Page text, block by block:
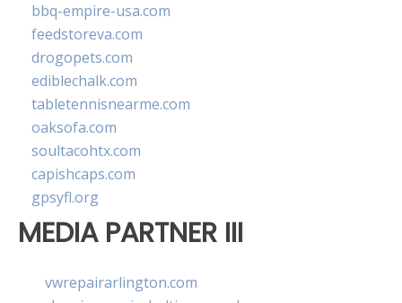
bbq-empire-usa.com
feedstoreva.com
drogopets.com
ediblechalk.com
tabletennisnearme.com
oaksofa.com
soultacohtx.com
capishcaps.com
gpsyfl.org
MEDIA PARTNER III
vwrepairarlington.com